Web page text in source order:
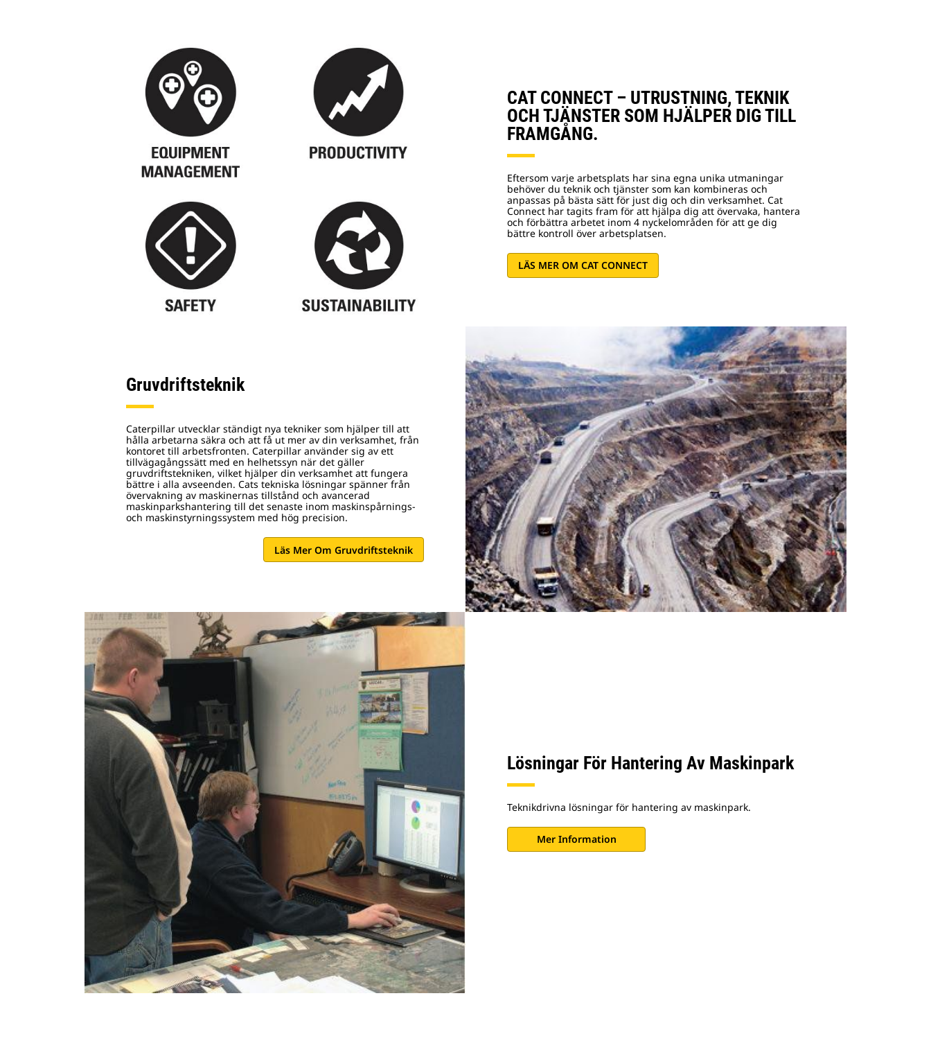
CAT CONNECT – UTRUSTNING, TEKNIK
OCH TJÄNSTER SOM HJÄLPER DIG TILL
FRAMGÅNG.
Eftersom varje arbetsplats har sina egna unika utmaningar
behöver du teknik och tjänster som kan kombineras och
anpassas på bästa sätt för just dig och din verksamhet. Cat
Connect har tagits fram för att hjälpa dig att övervaka, hantera
och förbättra arbetet inom 4 nyckelområden för att ge dig
bättre kontroll över arbetsplatsen.
LÄS MER OM CAT CONNECT
Gruvdriftsteknik
Caterpillar utvecklar ständigt nya tekniker som hjälper till att
hålla arbetarna säkra och att få ut mer av din verksamhet, från
kontoret till arbetsfronten. Caterpillar använder sig av ett
tillvägagångssätt med en helhetssyn när det gäller
gruvdriftstekniken, vilket hjälper din verksamhet att fungera
bättre i alla avseenden. Cats tekniska lösningar spänner från
övervakning av maskinernas tillstånd och avancerad
maskinparkshantering till det senaste inom maskinspårnings-
och maskinstyrningssystem med hög precision.
Läs Mer Om Gruvdriftsteknik
Lösningar För Hantering Av Maskinpark
Teknikdrivna lösningar för hantering av maskinpark.
Mer Information